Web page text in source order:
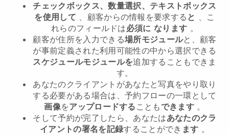
チェックボックス、数量選択、テキストボックス
を使用して 、顧客からの情報を要求する と 、こ
れらのフィールドは必須に なります 。
顧客が住所を入力できる場所モジュールと、顧客
が事前定義された利用可能性の中から選択できる
スケジュールモジュールを追加することもできま
す。
あなたのクライアントがあなたと写真をやり取り
する必要がある場合は、予約フローの一環として
画像をアップロードする こともできます 。
そして予約が完了したら、あなたはあなたのクラ
イアントの署名を記録することができ ます 。